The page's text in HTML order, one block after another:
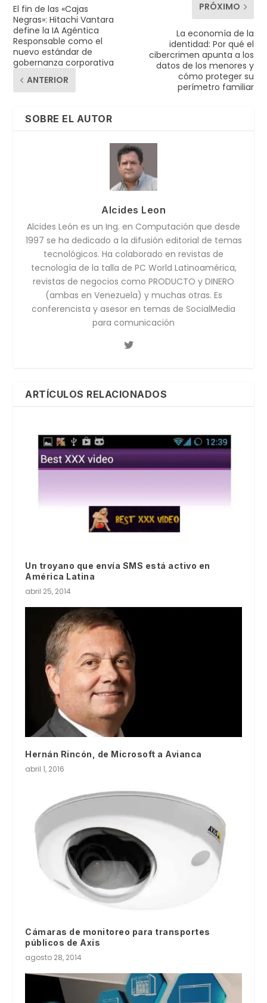
El fin de las «Cajas
Negras»: Hitachi Vantara
define la IA Agéntica
Responsable como el
nuevo estándar de
gobernanza corporativa
ANTERIOR
PRÓXIMO
La economía de la
identidad: Por qué el
cibercrimen apunta a los
datos de los menores y
cómo proteger su
perímetro familiar
SOBRE EL AUTOR
Alcides Leon
Alcides León es un Ing. en Computación que desde
1997 se ha dedicado a la difusión editorial de temas
tecnológicos. Ha colaborado en revistas de
tecnología de la talla de PC World Latinoamérica,
revistas de negocios como PRODUCTO y DINERO
(ambas en Venezuela) y muchas otras. Es
conferencista y asesor en temas de SocialMedia
para comunicación
ARTÍCULOS RELACIONADOS
Un troyano que envía SMS está activo en
América Latina
abril 25, 2014
Hernán Rincón, de Microsoft a Avianca
abril 1, 2016
Cámaras de monitoreo para transportes
públicos de Axis
agosto 28, 2014